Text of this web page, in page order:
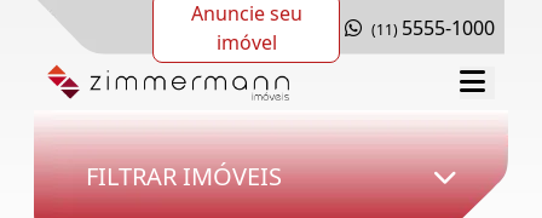
Anuncie seu
imóvel
(11) 5555-1000
FILTRAR IMÓVEIS